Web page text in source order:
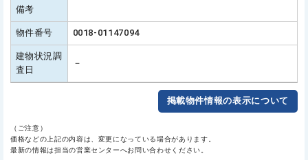
備考
物件番号 0018-01147094
建物状況調
査日
－
掲載物件情報の表示について
（ご注意）
価格などの上記の内容は、変更になっている場合があります。
最新の情報は担当の営業センターへお問い合わせください。